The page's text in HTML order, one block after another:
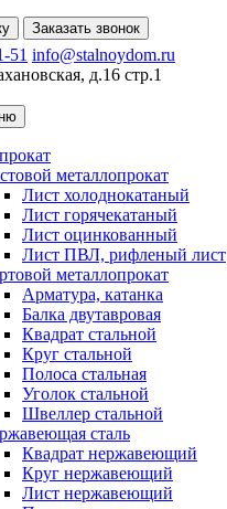
Заказать звонок
51 info@stalnoydom.ru
д.16 стр.1
металлопрокат
Лист холоднокатаный
Лист горячекатаный
Лист оцинкованный
Лист ПВЛ, рифленый лист
металлопрокат
Арматура, катанка
Балка двутавровая
Квадрат стальной
Круг стальной
Полоса стальная
Уголок стальной
Швеллер стальной
сталь
Квадрат нержавеющий
Круг нержавеющий
Лист нержавеющий